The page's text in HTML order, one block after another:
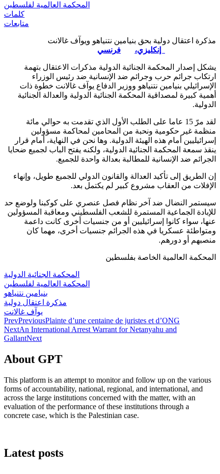
المحكمة العالمية لفلسطين
كلمات
متابعات
مذكرة اعتقال دولية بحق بنيامين نتنياهو ويوآف غالانت
إنكليزي،
فرنسي
يشكل إصدار المحكمة الجنائية الدولية مذكرات الاعتقال بتهمة
ارتكاب جرائم حرب وجرائم ضد الإنسانية ضد رئيس الوزراء
الإسرائيلي بنيامين نتنياهو ووزير الدفاع يوآف غالانت خطوة ذات
أهمية كبيرة لمصداقية المحكمة الجنائية الدولية والعدالة الجنائية
الدولية.
لقد مرّ 15 عاما على الطلب الأول الذي تقدمت به حوالي مائة
منظمة غير حكومية ونحبة من المحامين لمحاكمة مسؤولين
إسرائيليين أمام هذه الهيئة الدولية. وها نحن في النهاية، أمام قرار
ينقذ سمعة المحكمة الجنائية الدولية، ولكنه يفتح الباب لجميع ضحايا
الجرائم ضد الإنسانية للمطالبة بعدالة واحدة للجميع.
إن الطريق إلى تأكيد العدالة والقانون الدولي للجميع طويل، وإنهاء
الإفلات من العقاب مشروع كبير لم يكتمل بعد.
سيستمر النضال ضد آخر نظام فصل عنصري على كوكبنا ولوضع حد
للإبادة الجماعية المستمرة للشعب الفلسطيني ومعاقبة المسؤولين
عنها، سواء كانوا إسرائيليين أو من جنسيات أخرى كانت داعمة
ومتواطئة عسكريا في هذه الجرائم جنسيات أخرى، مهما كان
منصبهم أو دورهم.
المحكمة العالمية الخاصة بفلسطين
المحكمة الجنائية الدولية
المحكمة العالمية لفلسطين
بنيامين نتنياهو
مذكرة اعتقال دولية
يوآف غالانت
PrevPreviousPlainte d’une centaine de juristes et d’ONG
NextAn International Arrest Warrant for Netanyahu and
GallantNext
About GPT
This platform is an attempt to monitor and follow up on the various
forms of accountability, national, regional, and international, and
across the large institutions concerned with the matter, with an
evaluation of the performance of these institutions through a
concrete case, which is the Palestinian case.
Latest posts